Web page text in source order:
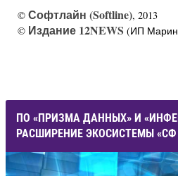
© Софтлайн (Softline), 2013
© Издание 12NEWS (ИП
ПО «ПРИЗМА ДАННЫХ» И
РАСШИРЕНИЕ ЭКОСИСТЕМЫ «СФ